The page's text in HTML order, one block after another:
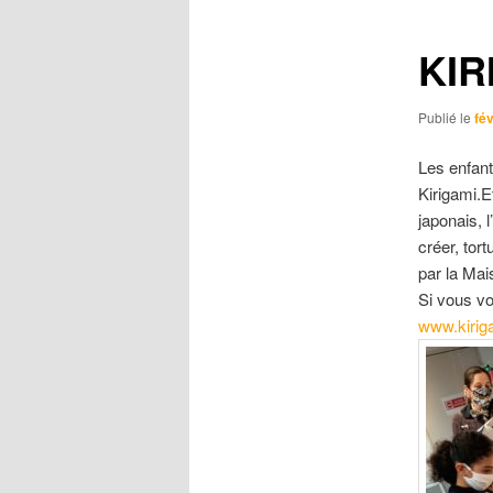
Publié le
Les
japonais,
créer,
par la
Si vous